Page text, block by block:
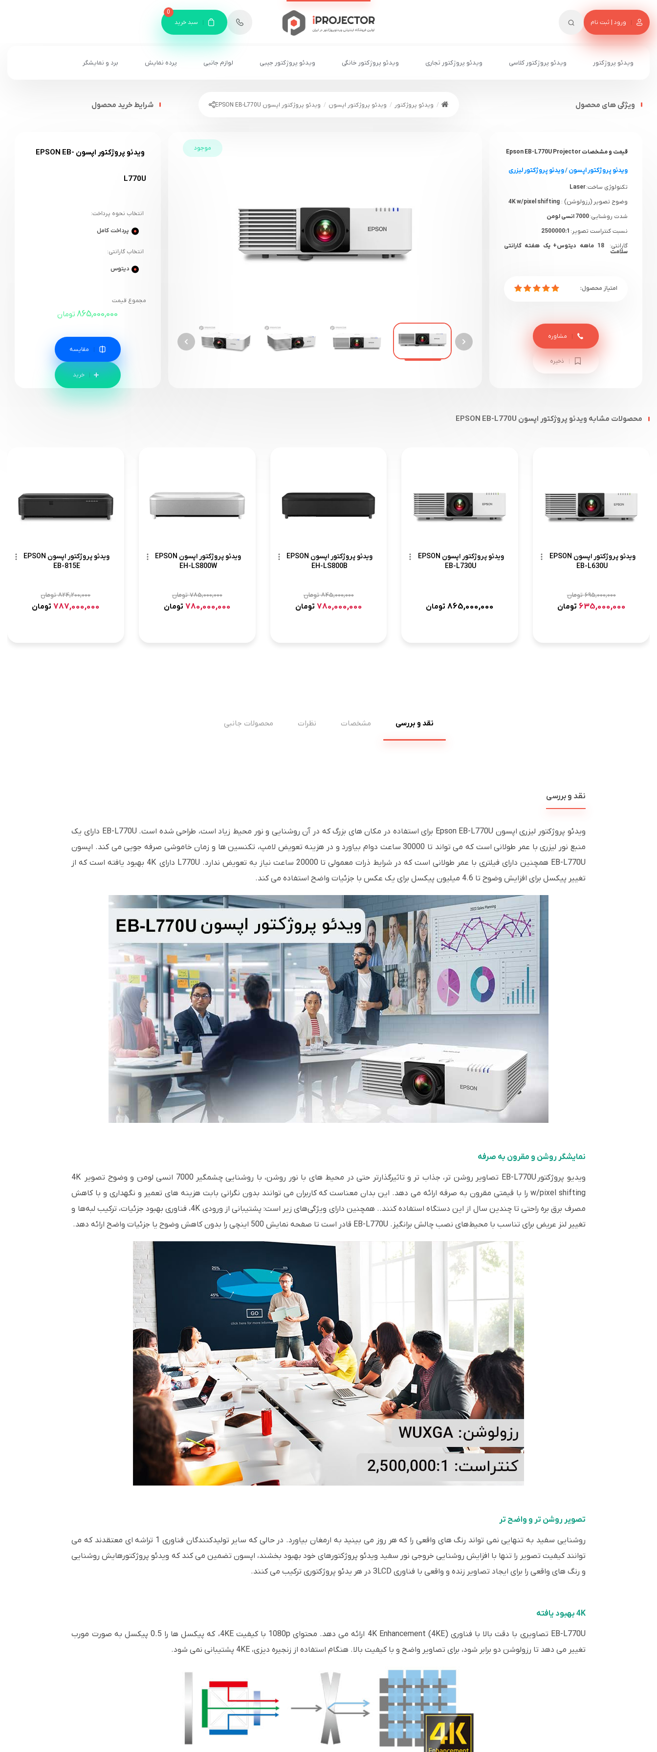
ورود | ثبت نام
8
سبد خرید
0
ویدئو پروژکتور ویدئو پروژکتور کلاسی ویدئو پروژکتور تجاری ویدئو پروژکتور خانگی ویدئو پروژکتور جیبی لوازم جانبی پرده نمایش برد و نمایشگر
ویدئو پروژکتور ویدئو پروژکتور اپسون ویدئو پروژکتور اپسون EPSON EB-L770U
موجود
شرایط خرید محصول
ویدئو پروژکتور اپسون EPSON EB-
L770U
انتخاب نحوه پرداخت:
پرداخت کامل
انتخاب گارانتی:
دیتوس
مجموع قیمت
865,000,000 تومان
مقایسه
ویژگی های محصول
قیمت و مشخصات Epson EB-L770U Projector
ویدئو پروژکتور اپسون/ویدئو پروژکتور لیزری
تکنولوژی ساخت:Laser
وضوح تصویر (رزولوشن) :
شدت روشنایی:7000 انسی لومن
نسبت کنتراست تصویر:
گارانتی:
18 ماهه دیتوس+ یک هفته گارانتی
سلامت
ذخیره
مشاوره
محصولات مشابه ویدئو پروژکتور اپسون EPSON EB-L770U
ویدئو پروژکتور اپسون EPSON
EB-L630U
695,000,000تومان
635,000,000 تومان
ویدئو پروژکتور اپسون EPSON
EB-L730U
865,000,000 تومان
ویدئو پروژکتور اپسون EPSON
EH-LS800B
845,000,000تومان
780,000,000 تومان
ویدئو پروژکتور اپسون EPSON
EH-LS800W
785,000,000تومان
780,000,000 تومان
ویدئو پروژکتور اپسون EPSON
EB-815E
824,200,000تومان
787,000,000 تومان
نقد و بررسی مشخصات نظرات محصولات جانبی
نقد و بررسی
ویدئو پروژکتور لیزری اپسون Epson EB-L770U برای استفاده در مکان های بزرگ که در آن روشنایی و نور محیط زیاد است، طراحی شده است. EB-L770U دارای یک
منبع نور لیزری با عمر طولانی است که می تواند تا 30000 ساعت دوام بیاورد و در هزینه تعویض لامپ، تکنسین ها و زمان خاموشی صرفه جویی می کند. اپسون
EB-L770U همچنین دارای فیلتری با عمر طولانی است که در شرایط ذرات معمولی تا 20000 ساعت نیاز به تعویض ندارد. L770U دارای 4K بهبود یافته است که از
تغییر پیکسل برای افزایش وضوح تا 4.6 میلیون پیکسل برای یک عکس با جزئیات واضح استفاده می کند.
نمایشگر روشن و مقرون به صرفه
ویدیو پروژکتور EB-L770U تصاویر روشن تر، جذاب تر و تاثیرگذارتر حتی در محیط های با نور روشن، با روشنایی چشمگیر 7000 انسی لومن و وضوح تصویر 4K
w/pixel shifting را با قیمتی مقرون به صرفه ارائه می دهد. این بدان معناست که کاربران می توانند بدون نگرانی بابت هزینه های تعمیر و نگهداری و با کاهش
مصرف برق بره راحتی تا چندین سال از این دستگاه استفاده کنند.. همچنین دارای ویژگی‌های زیر است: پشتیبانی از ورودی 4K، فناوری بهبود جزئیات، ترکیب لبه‌ها و
تغییر لنز عریض برای تناسب با محیط‌های نصب چالش برانگیز. EB-L770U قادر است تا صفحه نمایش 500 اینچی را بدون کاهش وضوح یا جزئیات واضح ارائه دهد.
تصویر روشن تر و واضح تر
روشنایی سفید به تنهایی نمی تواند رنگ های واقعی را که هر روز می بینید به ارمغان بیاورد. در حالی که سایر تولیدکنندگان فناوری 1 تراشه ای معتقدند که می
توانند کیفیت تصویر را تنها با افزایش روشنایی خروجی نور سفید ویدئو پروژکتورهای خود بهبود بخشند، اپسون تضمین می کند که ویدئو پروژکتورهایش روشنایی
و رنگ های واقعی را برای ایجاد تصاویر زنده و واقعی با فناوری 3LCD در هر یدئو پروژکتوری ترکیب می کنند.
4K بهبود یافته
EB-L770U تصاویری با دقت بالا با فناوری 4K Enhancement (4KE) ارائه می دهد. محتوای 1080p با کیفیت 4KE، که پیکسل ها را 0.5 پیکسل به صورت مورب
تغییر می دهد تا رزولوشن دو برابر شود، برای تصاویر واضح و با کیفیت بالا. هنگام استفاده از زنجیره دیزی، 4KE پشتیبانی نمی شود.